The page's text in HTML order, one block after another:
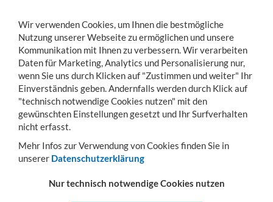
Toggle
navigation
MENÜ KONTO WARENKORB
Sie sind hier: Hubgeräte Hydraulischer Stapler elektrische Hydraulik-Stapler
ELEKTRISCHE HYDRAULIK-STAPLER
Elektrische Hydraulik-Stapler
Wir verwenden Cookies, um Ihnen die bestmögliche
Nutzung unserer Webseite zu ermöglichen und unsere
Kommunikation mit Ihnen zu verbessern. Wir verarbeiten
Daten für Marketing, Analytics und Personalisierung nur,
wenn Sie uns durch Klicken auf "Zustimmen und weiter" Ihr
Einverständnis geben. Andernfalls werden durch Klick auf
"technisch notwendige Cookies nutzen" mit den
gewünschten Einstellungen gesetzt und Ihr Surfverhalten
nicht erfasst.
Mehr Infos zur Verwendung von Cookies finden Sie in
unserer Datenschutzerklärung
Nur technisch notwendige Cookies nutzen